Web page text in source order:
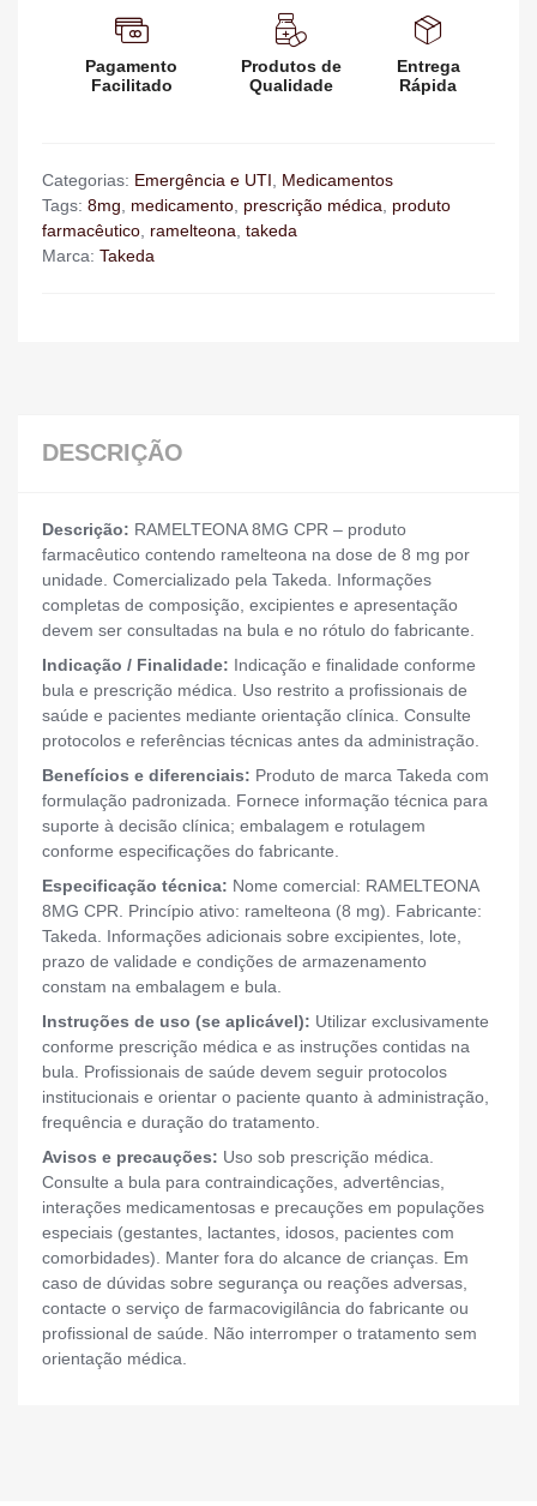
Pagamento
Facilitado
Produtos de
Qualidade
Entrega
Rápida
Categorias: Emergência e UTI, Medicamentos
Tags: 8mg, medicamento, prescrição médica, produto
farmacêutico, ramelteona, takeda
Marca: Takeda
DESCRIÇÃO
Descrição: RAMELTEONA 8MG CPR – produto
farmacêutico contendo ramelteona na dose de 8 mg por
unidade. Comercializado pela Takeda. Informações
completas de composição, excipientes e apresentação
devem ser consultadas na bula e no rótulo do fabricante.
Indicação / Finalidade: Indicação e finalidade conforme
bula e prescrição médica. Uso restrito a profissionais de
saúde e pacientes mediante orientação clínica. Consulte
protocolos e referências técnicas antes da administração.
Benefícios e diferenciais: Produto de marca Takeda com
formulação padronizada. Fornece informação técnica para
suporte à decisão clínica; embalagem e rotulagem
conforme especificações do fabricante.
Especificação técnica: Nome comercial: RAMELTEONA
8MG CPR. Princípio ativo: ramelteona (8 mg). Fabricante:
Takeda. Informações adicionais sobre excipientes, lote,
prazo de validade e condições de armazenamento
constam na embalagem e bula.
Instruções de uso (se aplicável): Utilizar exclusivamente
conforme prescrição médica e as instruções contidas na
bula. Profissionais de saúde devem seguir protocolos
institucionais e orientar o paciente quanto à administração,
frequência e duração do tratamento.
Avisos e precauções: Uso sob prescrição médica.
Consulte a bula para contraindicações, advertências,
interações medicamentosas e precauções em populações
especiais (gestantes, lactantes, idosos, pacientes com
comorbidades). Manter fora do alcance de crianças. Em
caso de dúvidas sobre segurança ou reações adversas,
contacte o serviço de farmacovigilância do fabricante ou
profissional de saúde. Não interromper o tratamento sem
orientação médica.